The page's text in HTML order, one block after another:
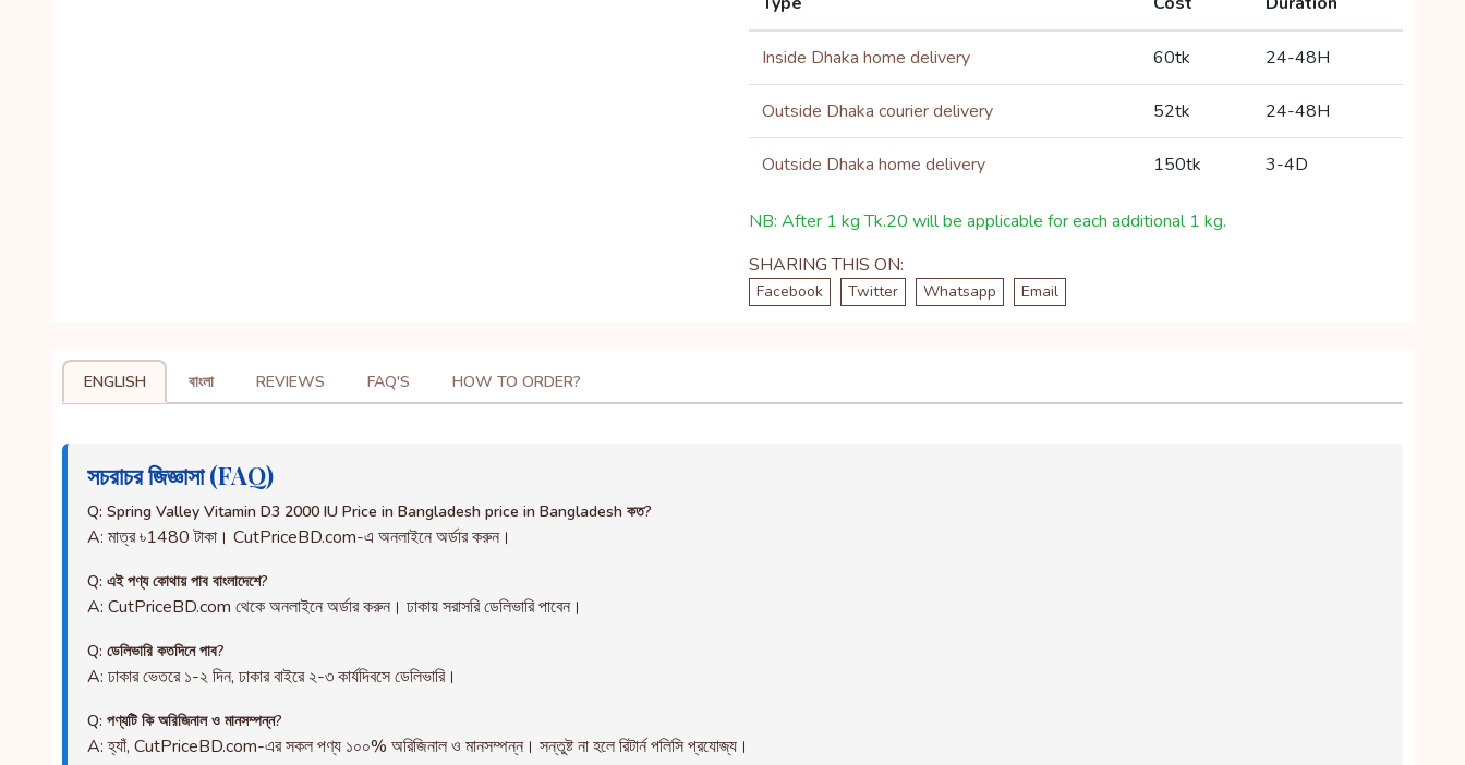
Inside Dhaka home delivery 60tk 24-48H
Outside Dhaka courier delivery 52tk 24-48H
Outside Dhaka home delivery 150tk 3-4D
NB: After 1 kg Tk.20 will be applicable for each additional 1 kg.
SHARING THIS ON:
Facebook Twitter Whatsapp Email
ENGLISH বাংলা REVIEWS FAQ'S HOW TO ORDER?
সচরাচর জিজ্ঞাসা (FAQ)
Q: Spring Valley Vitamin D3 2000 IU Price in Bangladesh price in Bangladesh কত?
A: মাত্র ৳1480 টাকা। CutPriceBD.com-এ অনলাইনে অর্ডার করুন।
Q: এই পণ্য কোথায় পাব বাংলাদেশে?
A: CutPriceBD.com থেকে অনলাইনে অর্ডার করুন। ঢাকায় সরাসরি ডেলিভারি পাবেন।
Q: ডেলিভারি কতদিনে পাব?
A: ঢাকার ভেতরে ১-২ দিন, ঢাকার বাইরে ২-৩ কার্যদিবসে ডেলিভারি।
Q: পণ্যটি কি অরিজিনাল ও মানসম্পন্ন?
A: হ্যাঁ, CutPriceBD.com-এর সকল পণ্য ১০০% অরিজিনাল ও মানসম্পন্ন। সন্তুষ্ট না হলে রিটার্ন পলিসি প্রযোজ্য।